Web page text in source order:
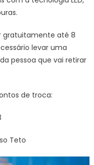
gratuitamente até 8
levar uma
pessoa que vai retirar
de troca:
Teto